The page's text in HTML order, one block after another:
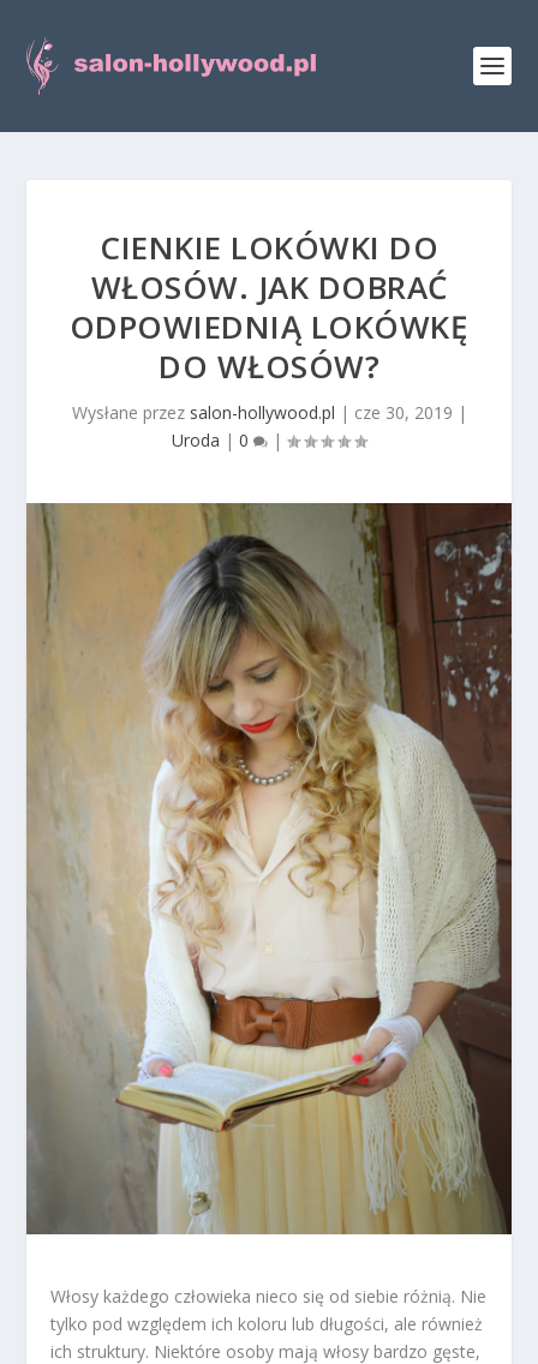
CIENKIE LOKÓWKI DO
WŁOSÓW. JAK DOBRAĆ
ODPOWIEDNIĄ LOKÓWKĘ
DO WŁOSÓW?
Wysłane przez salon-hollywood.pl | cze 30, 2019 |
Uroda | 0 |
Włosy każdego człowieka nieco się od siebie różnią. Nie
tylko pod względem ich koloru lub długości, ale również
ich struktury. Niektóre osoby mają włosy bardzo gęste,